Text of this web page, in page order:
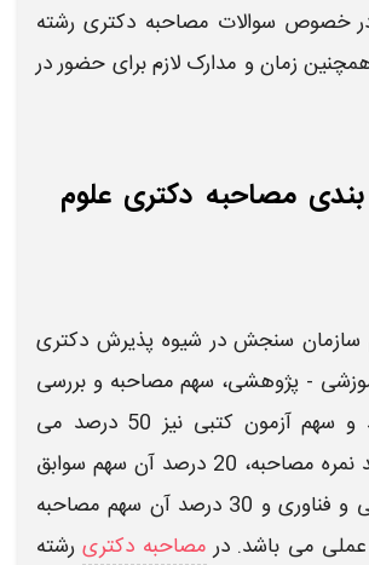
در خصوص سوالات مصاحبه دکتری رشته
زمان و مدارک لازم برای حضور در
بندی مصاحبه دکتری علوم
سازمان سنجش در شیوه پذیرش دکتری
- پژوهشی، سهم مصاحبه و بررسی
50 درصد و سهم آزمون کتبی نیز 50 درصد می
سوابق
و فناوریو 30 درصد آن سهم
مصاحبه
می باشد. در مصاحبه دکتریرشته